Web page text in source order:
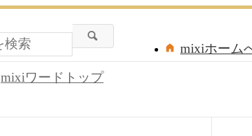
mixiホーム
mixiワードトップ